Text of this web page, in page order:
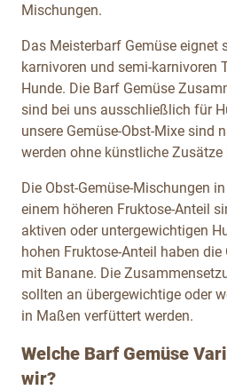
Mischungen.
Das Meisterbarf Gemüse eignet
karnivoren und semi-karnivoren
Hunde. Die Barf Gemüse
sind bei uns ausschließlich für
unsere Gemüse-Obst-Mixe sind
werden ohne künstliche Zusätze
Die Obst-Gemüse-Mischungen
einem höheren Fruktose-Anteil
aktiven oder untergewichtigen
hohen Fruktose-Anteil haben
mit Banane. Die
sollten an übergewichtige oder
in Maßen verfüttert werden.
Welche Barf Gemüse
wir?